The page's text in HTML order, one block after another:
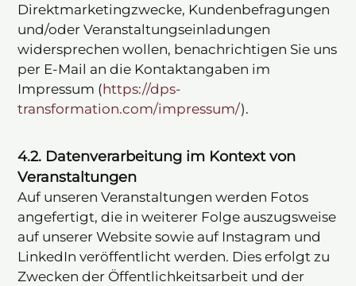
Direktmarketingzwecke, Kundenbefragungen
und/oder Veranstaltungseinladungen
widersprechen wollen, benachrichtigen Sie uns
per E-Mail an die Kontaktangaben im
Impressum (https://dps-
transformation.com/impressum/).
4.2. Datenverarbeitung im Kontext von
Veranstaltungen
Auf unseren Veranstaltungen werden Fotos
angefertigt, die in weiterer Folge auszugsweise
auf unserer Website sowie auf Instagram und
LinkedIn veröffentlicht werden. Dies erfolgt zu
Zwecken der Öffentlichkeitsarbeit und der